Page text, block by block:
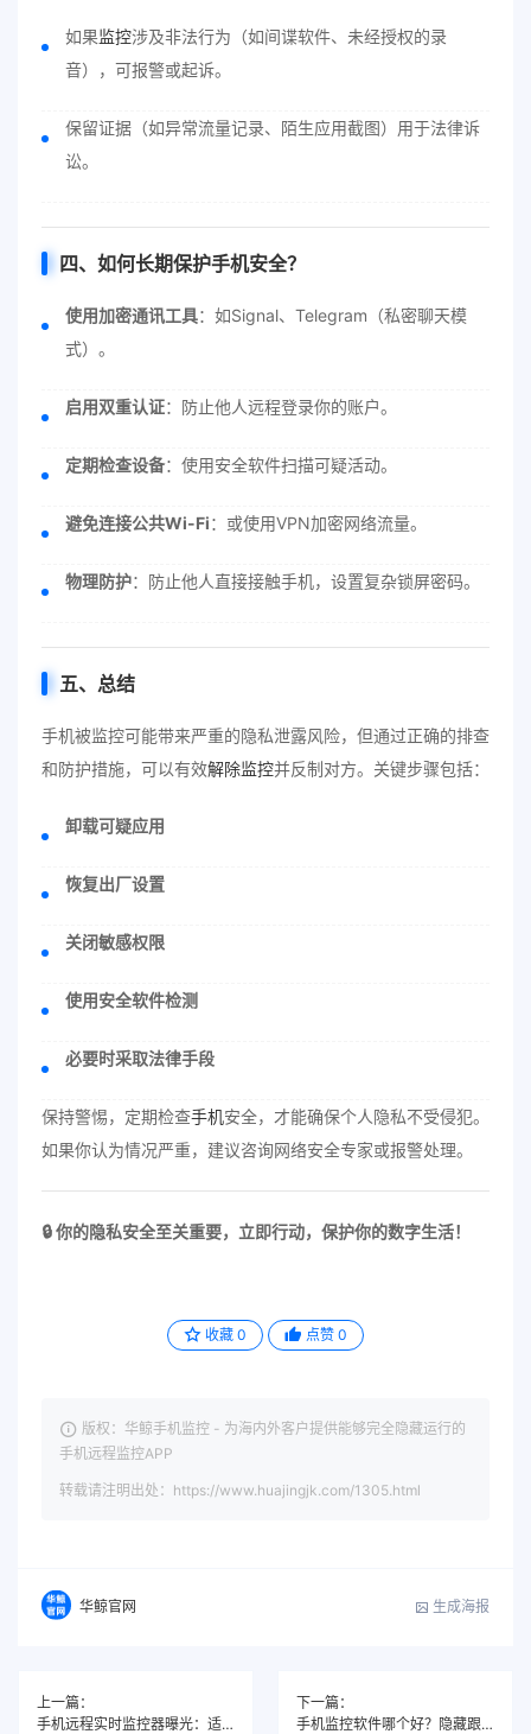
如果监控涉及非法行为（如间谍软件、未经授权的录
音），可报警或起诉。
保留证据（如异常流量记录、陌生应用截图）用于法律诉
讼。
四、如何长期保护手机安全？
使用加密通讯工具：如Signal、Telegram（私密聊天模
式）。
启用双重认证：防止他人远程登录你的账户。
定期检查设备：使用安全软件扫描可疑活动。
避免连接公共Wi-Fi：或使用VPN加密网络流量。
物理防护：防止他人直接接触手机，设置复杂锁屏密码。
五、总结
手机被监控可能带来严重的隐私泄露风险，但通过正确的排查
和防护措施，可以有效解除监控并反制对方。关键步骤包括：
卸载可疑应用
恢复出厂设置
关闭敏感权限
使用安全软件检测
必要时采取法律手段
保持警惕，定期检查手机安全，才能确保个人隐私不受侵犯。
如果你认为情况严重，建议咨询网络安全专家或报警处理。
🔒 你的隐私安全至关重要，立即行动，保护你的数字生活！
收藏 0 点赞 0
版权：华鲸手机监控 - 为海内外客户提供能够完全隐藏运行的
手机远程监控APP
转载请注明出处：https://www.huajingjk.com/1305.html
华鲸官网 生成海报
上一篇：
手机远程实时监控器曝光：适用于iPhone、安卓、华为，无感远控全覆盖
下一篇：
手机监控软件哪个好？隐藏跟踪定位+社交微信聊天监控